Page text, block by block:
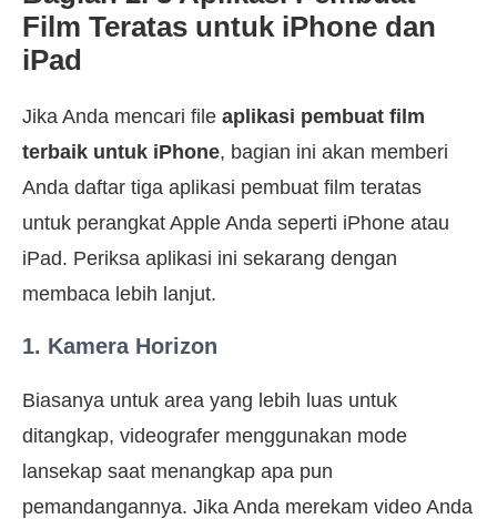
Film Teratas untuk iPhone dan
iPad
Jika Anda mencari file aplikasi pembuat film
terbaik untuk iPhone, bagian ini akan memberi
Anda daftar tiga aplikasi pembuat film teratas
untuk perangkat Apple Anda seperti iPhone atau
iPad. Periksa aplikasi ini sekarang dengan
membaca lebih lanjut.
1. Kamera Horizon
Biasanya untuk area yang lebih luas untuk
ditangkap, videografer menggunakan mode
lansekap saat menangkap apa pun
pemandangannya. Jika Anda merekam video Anda